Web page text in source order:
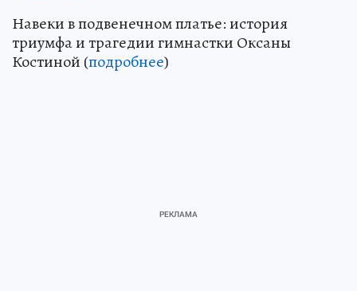
Навеки в подвенечном платье: история
триумфа и трагедии гимнастки Оксаны
Костиной (подробнее)